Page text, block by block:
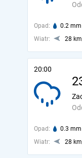
Opad: 0.2 mm
Wiatr:
28
20:00
Opad: 0.3 mm
Wiatr:
28